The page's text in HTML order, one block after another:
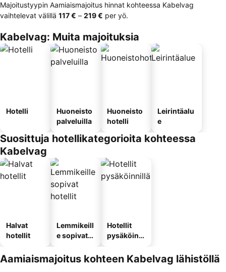
Majoitustyypin Aamiaismajoitus hinnat kohteessa Kabelvag
vaihtelevat välillä ‎117 € – ‎219 € per yö.
Kabelvag: Muita majoituksia
Hotelli
Huoneisto
palveluilla
Huoneisto
hotelli
Leirintäalu
e
Suosittuja hotellikategorioita kohteessa
Kabelvag
Halvat
hotellit
Lemmikeill
e sopivat
Hotellit
pysäköinni
Aamiaismajoitus kohteen Kabelvag lähistöllä